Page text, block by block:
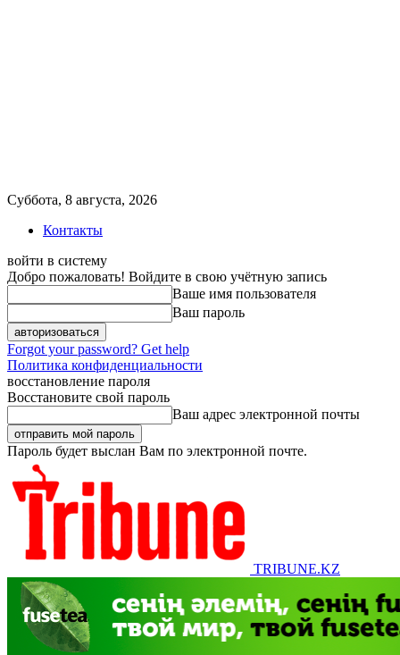
Суббота, 8 августа, 2026
Контакты
войти в систему
Добро пожаловать! Войдите в свою учётную запись
Ваше имя пользователя
Ваш пароль
Forgot your password? Get help
Политика конфиденциальности
восстановление пароля
Восстановите свой пароль
Ваш адрес электронной почты
Пароль будет выслан Вам по электронной почте.
TRIBUNE.KZ